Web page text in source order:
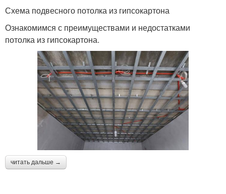
Схема подвесного потолка из гипсокартона
Ознакомимся с преимуществами и недостатками
потолка из гипсокартона.
читать дальше →